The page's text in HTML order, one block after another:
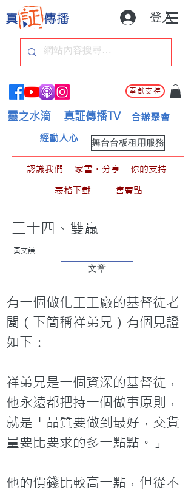
登入
奉獻支持
靈之水滴 真証傳播TV 合辦聚會
舞台台板租用服務
經動人心
認識我們 家書。分享
你的支持
表格下載
售賣點
三十四、雙贏
黃文謙
文章
有一個做化工工廠的基督徒老
闆（下簡稱祥弟兄）有個見證
如下：
祥弟兄是一個資深的基督徒，
他永遠都把持一個做事原則，
就是「品質要做到最好，交貨
量要比要求的多一點點。」
他的價錢比較高一點，但從不